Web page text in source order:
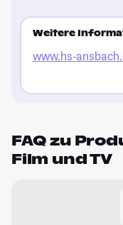
Weitere
www.hs-
FAQ zu
Film und TV